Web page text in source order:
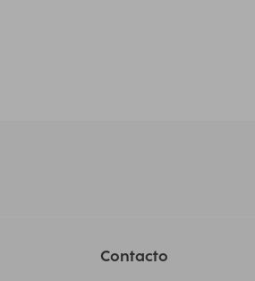
Contacto